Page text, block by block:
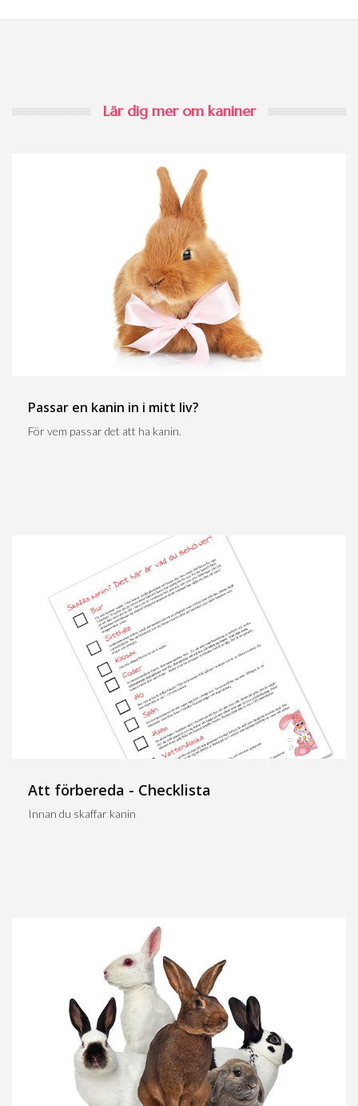
Lär dig mer om kaniner
Passar en kanin in i mitt liv?
För vem passar det att ha kanin.
Att förbereda - Checklista
Innan du skaffar kanin